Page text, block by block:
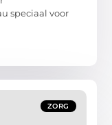
speciaal voor
ZORG